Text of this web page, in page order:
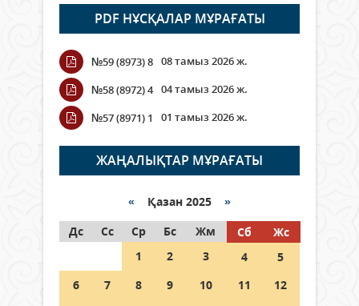
Open Air: Қызылорда облысы
полиция департаменті 20
мыңнан астам көрерменнің
қауіпсіздігін қамтамасыз етті
06 тамыз 2026 ж.
Wi-Fi ҚАБЫРҒА АРҚЫЛЫ ҚАЛАЙ
ӨТЕДІ?
06 тамыз 2026 ж. 264
граждане Казахстана,
05 тамыз 2026 ж. 145
Шетелде жүрген Қазақстан
азаматтары қалай дауыс бере
PDF НҰСҚАЛАР МҰРАҒАТЫ
№59 (8973) 8 08 тамыз 2026 ж.
№58 (8972) 4 04 тамыз 2026 ж.
№57 (8971) 1
01 тамыз 2026 ж.
ЖАҢАЛЫҚТАР МҰРАҒАТЫ
« Қазан 2025 »
Дс
Сс Ср Бс Жм Сб
Жс
1
2 3 4
5
6
7 8 9 10 11
12